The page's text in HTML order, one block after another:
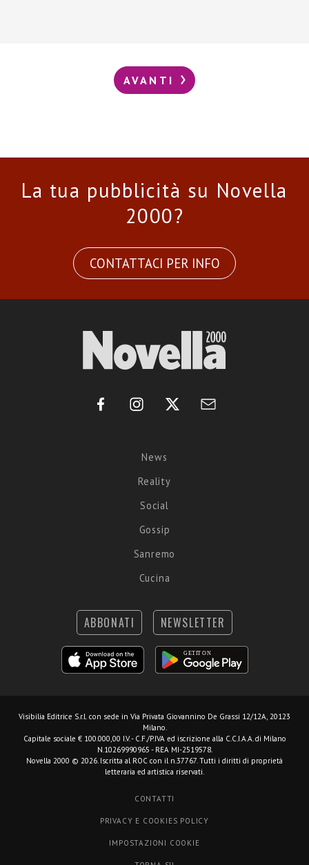
AVANTI
La tua pubblicità su Novella
2000?
CONTATTACI PER INFO
News
Reality
Social
Gossip
Sanremo
Cucina
ABBONATI NEWSLETTER
Visibilia Editrice S.r.l. con sede in Via Privata Giovannino De Grassi 12/12A, 20123
Milano.
Capitale sociale € 100.000,00 I.V. - C.F./P.IVA ed iscrizione alla C.C.I.A.A. di Milano
N.10269990965 - REA MI-2519578.
Novella 2000 © 2026. Iscritta al ROC con il n.37767. Tutti i diritti di proprietà
letteraria ed artistica riservati.
CONTATTI
PRIVACY E COOKIES POLICY
IMPOSTAZIONI COOKIE